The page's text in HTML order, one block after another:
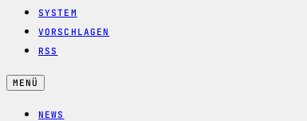
SYSTEM
VORSCHLAGEN
RSS
MENÜ
NEWS